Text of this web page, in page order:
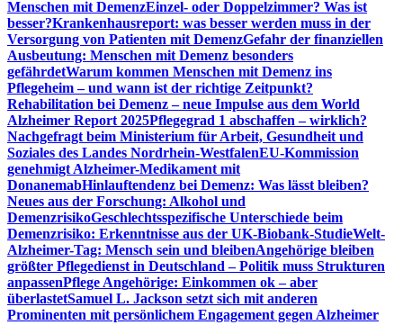
Menschen mit DemenzEinzel- oder Doppelzimmer? Was ist
besser?Krankenhausreport: was besser werden muss in der
Versorgung von Patienten mit DemenzGefahr der finanziellen
Ausbeutung: Menschen mit Demenz besonders
gefährdetWarum kommen Menschen mit Demenz ins
Pflegeheim – und wann ist der richtige Zeitpunkt?
Rehabilitation bei Demenz – neue Impulse aus dem World
Alzheimer Report 2025Pflegegrad 1 abschaffen – wirklich?
Nachgefragt beim Ministerium für Arbeit, Gesundheit und
Soziales des Landes Nordrhein-WestfalenEU-Kommission
genehmigt Alzheimer-Medikament mit
DonanemabHinlauftendenz bei Demenz: Was lässt bleiben?
Neues aus der Forschung: Alkohol und
DemenzrisikoGeschlechtsspezifische Unterschiede beim
Demenzrisiko: Erkenntnisse aus der UK-Biobank-StudieWelt-
Alzheimer-Tag: Mensch sein und bleibenAngehörige bleiben
größter Pflegedienst in Deutschland – Politik muss Strukturen
anpassenPflege Angehörige: Einkommen ok – aber
überlastetSamuel L. Jackson setzt sich mit anderen
Prominenten mit persönlichem Engagement gegen Alzheimer